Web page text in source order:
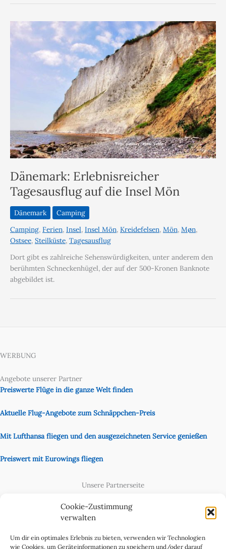
Cookie-Zustimmung
verwalten
Um dir ein optimales Erlebnis zu bieten, verwenden wir Technologien
wie Cookies, um Geräteinformationen zu speichern und/oder darauf
Dänemark: Erlebnisreicher
Tagesausflug auf die Insel Mön
Dänemark
Camping
Camping, Ferien, Insel, Insel Mön, Kreidefelsen, Mön, Møn,
Ostsee, Steilküste, Tagesausflug
Dort gibt es zahlreiche Sehenswürdigkeiten, unter anderem den
berühmten Schneckenhügel, der auf der 500-Kronen Banknote
abgebildet ist.
WERBUNG
Angebote unserer Partner
Preiswerte Flüge in die ganze Welt finden
Aktuelle Flug-Angebote zum Schnäppchen-Preis
Mit Lufthansa fliegen und den ausgezeichneten Service genießen
Preiswert mit Eurowings fliegen
Unsere Partnerseite